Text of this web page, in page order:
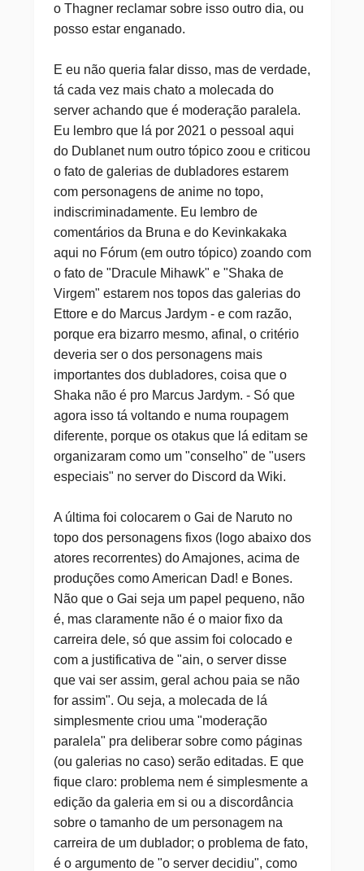
o Thagner reclamar sobre isso outro dia, ou
posso estar enganado.
E eu não queria falar disso, mas de verdade,
tá cada vez mais chato a molecada do
server achando que é moderação paralela.
Eu lembro que lá por 2021 o pessoal aqui
do Dublanet num outro tópico zoou e criticou
o fato de galerias de dubladores estarem
com personagens de anime no topo,
indiscriminadamente. Eu lembro de
comentários da Bruna e do Kevinkakaka
aqui no Fórum (em outro tópico) zoando com
o fato de "Dracule Mihawk" e "Shaka de
Virgem" estarem nos topos das galerias do
Ettore e do Marcus Jardym - e com razão,
porque era bizarro mesmo, afinal, o critério
deveria ser o dos personagens mais
importantes dos dubladores, coisa que o
Shaka não é pro Marcus Jardym. - Só que
agora isso tá voltando e numa roupagem
diferente, porque os otakus que lá editam se
organizaram como um "conselho" de "users
especiais" no server do Discord da Wiki.
A última foi colocarem o Gai de Naruto no
topo dos personagens fixos (logo abaixo dos
atores recorrentes) do Amajones, acima de
produções como American Dad! e Bones.
Não que o Gai seja um papel pequeno, não
é, mas claramente não é o maior fixo da
carreira dele, só que assim foi colocado e
com a justificativa de "ain, o server disse
que vai ser assim, geral achou paia se não
for assim". Ou seja, a molecada de lá
simplesmente criou uma "moderação
paralela" pra deliberar sobre como páginas
(ou galerias no caso) serão editadas. E que
fique claro: problema nem é simplesmente a
edição da galeria em si ou a discordância
sobre o tamanho de um personagem na
carreira de um dublador; o problema de fato,
é o argumento de "o server decidiu", como